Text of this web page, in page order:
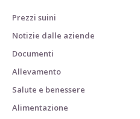
Prezzi suini
Notizie dalle aziende
Documenti
Allevamento
Salute e benessere
Alimentazione